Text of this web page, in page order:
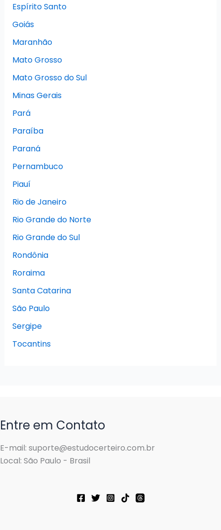
Espírito Santo
Goiás
Maranhão
Mato Grosso
Mato Grosso do Sul
Minas Gerais
Pará
Paraíba
Paraná
Pernambuco
Piauí
Rio de Janeiro
Rio Grande do Norte
Rio Grande do Sul
Rondônia
Roraima
Santa Catarina
São Paulo
Sergipe
Tocantins
Entre em Contato
E-mail: suporte@estudocerteiro.com.br
Local: São Paulo - Brasil